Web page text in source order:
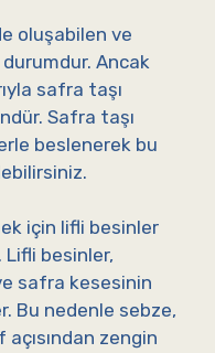
oluşabilen ve
Ancak
safra taşı
Safra taşı
beslenerek bu
için lifli besinler
besinler,
safra kesesinin
Bu nedenle sebze,
zengin